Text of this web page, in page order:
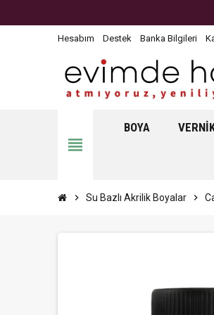
Hesabım Destek Banka Bilgileri
view_headline
BOYA
chevron_right Su Bazlı Akrilik Boyalar chevron_right